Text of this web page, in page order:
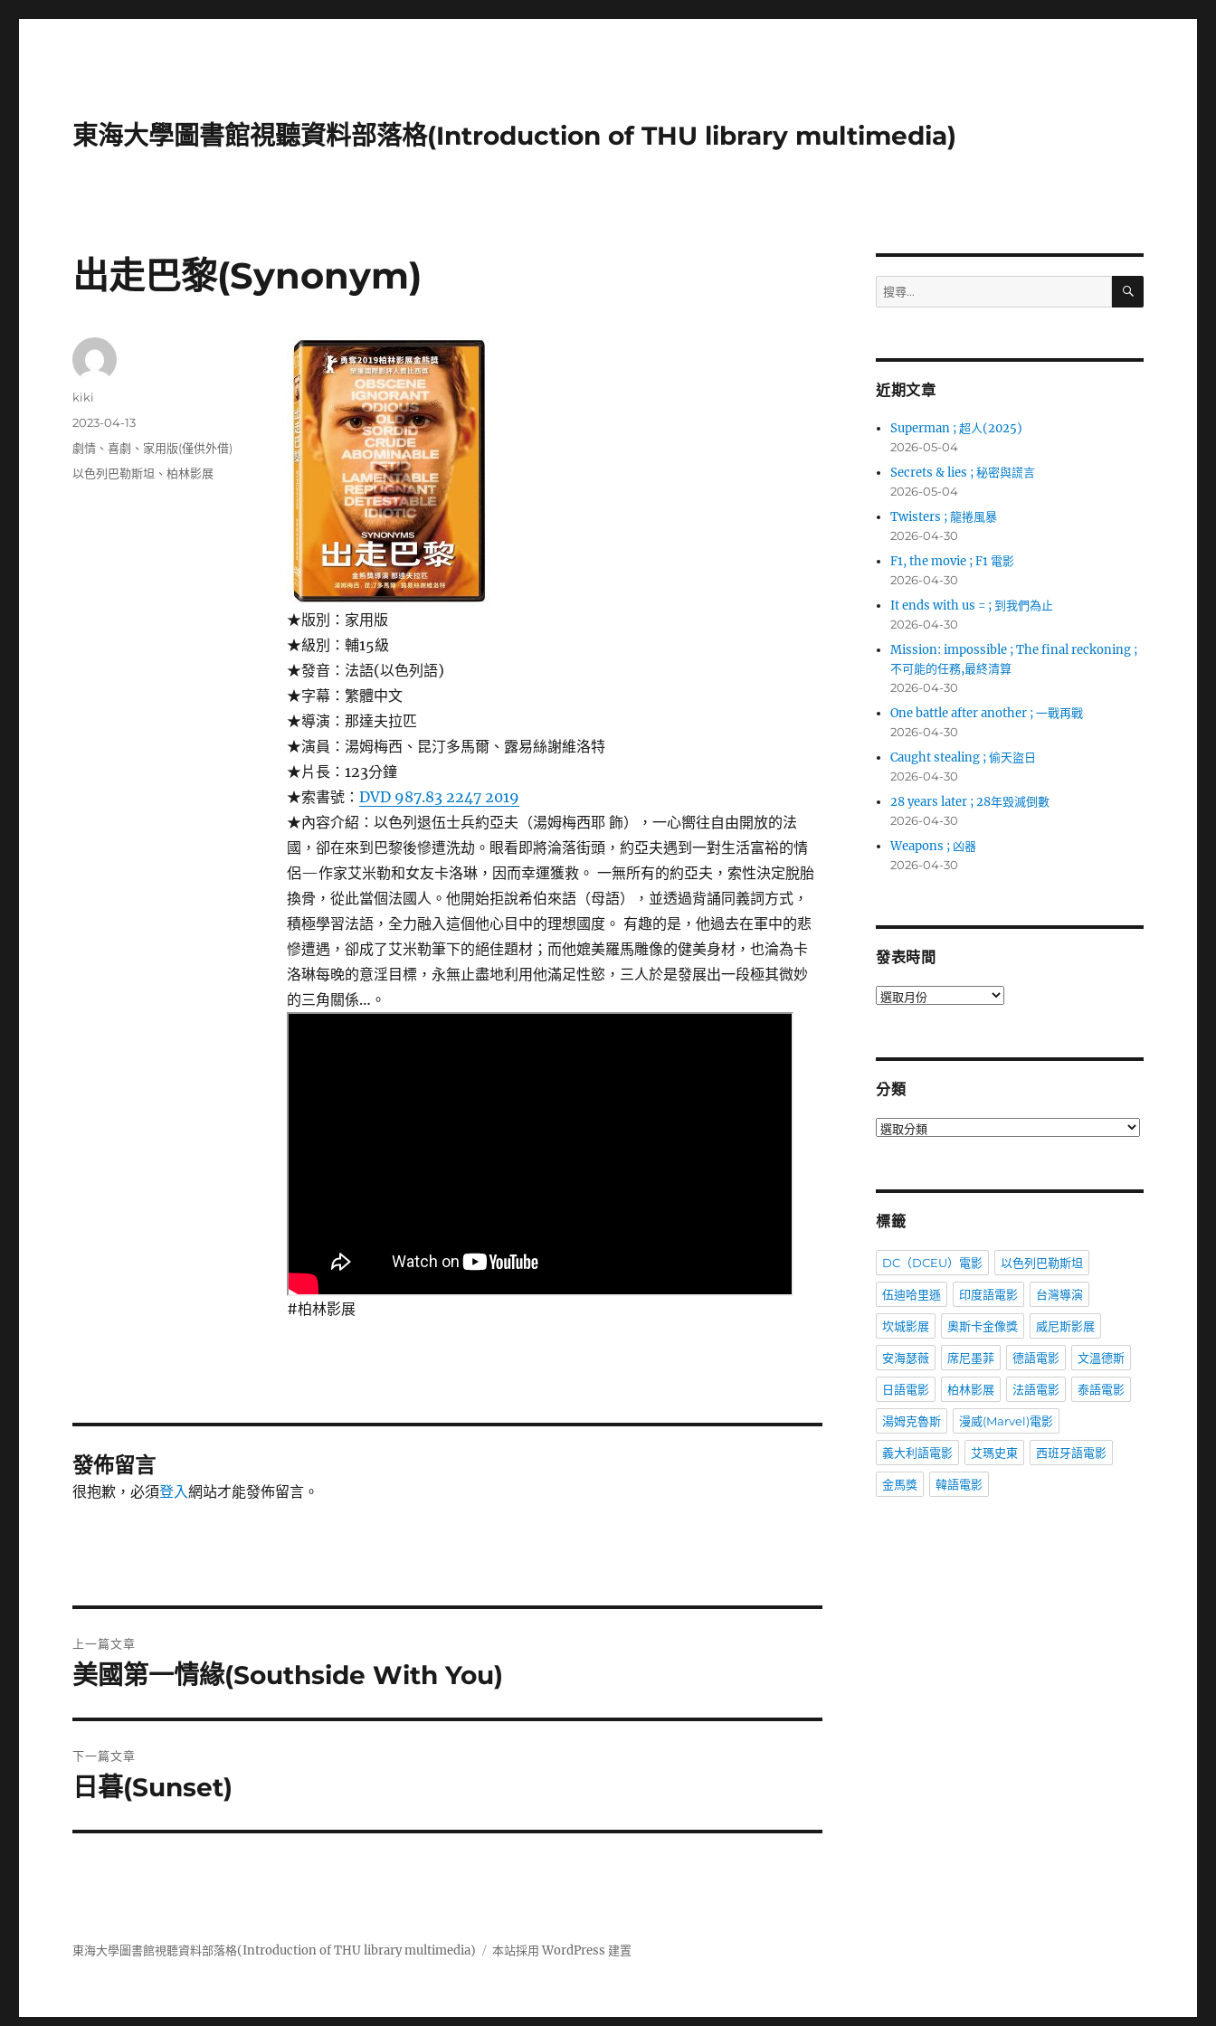
東海大學圖書館視聽資料部落格(Introduction of THU library multimedia)
出走巴黎(Synonym)
★版別：家用版
★級別：輔15級
★發音：法語(以色列語)
★字幕：繁體中文
★導演：那達夫拉匹
★演員：湯姆梅西、昆汀多馬爾、露易絲謝維洛特
★片長：123分鐘
★索書號： DVD 987.83 2247 2019
★內容介紹：以色列退伍士兵約亞夫（湯姆梅西耶 飾），一心嚮往自由開放的法
國，卻在來到巴黎後慘遭洗劫。眼看即將淪落街頭，約亞夫遇到一對生活富裕的情
侶—作家艾米勒和女友卡洛琳，因而幸運獲救。 一無所有的約亞夫，索性決定脫胎
換骨，從此當個法國人。他開始拒說希伯來語（母語），並透過背誦同義詞方式，
積極學習法語，全力融入這個他心目中的理想國度。 有趣的是，他過去在軍中的悲
慘遭遇，卻成了艾米勒筆下的絕佳題材；而他媲美羅馬雕像的健美身材，也淪為卡
洛琳每晚的意淫目標，永無止盡地利用他滿足性慾，三人於是發展出一段極其微妙
的三角關係…。
#柏林影展
作
kiki
發
佈
期:
2023-04-13
分
類
劇情 、喜劇 、 家用版(僅供外借)
標
以色列巴勒斯坦 、柏林影展
發佈留言
很抱歉，必須登入網站才能發佈留言。
章
上一篇文章
上
篇
文
章:
美國第一情緣(Southside With You)
下一篇文章
下
篇
日暮(Sunset)
搜
尋
字:
搜
近期文章
Superman ; 超人(2025)
2026-05-04
Secrets & lies ; 秘密與謊言
2026-05-04
Twisters ; 龍捲風暴
2026-04-30
F1, the movie ; F1 電影
2026-04-30
It ends with us = ; 到我們為止
2026-04-30
Mission: impossible ; The final reckoning ;
不可能的任務,最終清算
2026-04-30
One battle after another ; 一戰再戰
2026-04-30
Caught stealing ; 偷天盜日
2026-04-30
28 years later ; 28年毀滅倒數
2026-04-30
Weapons ; 凶器
2026-04-30
發表時間
發
分類
分
標籤
DC（DCEU）電影 以色列巴勒斯坦
伍迪哈里遜 印度語電影 台灣導演
坎城影展 奧斯卡金像獎 威尼斯影展
安海瑟薇 席尼墨菲 德語電影 文溫德斯
日語電影 柏林影展 法語電影 泰語電影
湯姆克魯斯 漫威(Marvel)電影
義大利語電影 艾瑪史東 西班牙語電影
金馬獎 韓語電影
東海大學圖書館視聽資料部落格(Introduction of THU library multimedia) 本站採用 WordPress 建置